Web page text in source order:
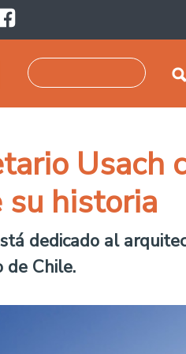
Usach
su historia
dedicado al
de Chile.